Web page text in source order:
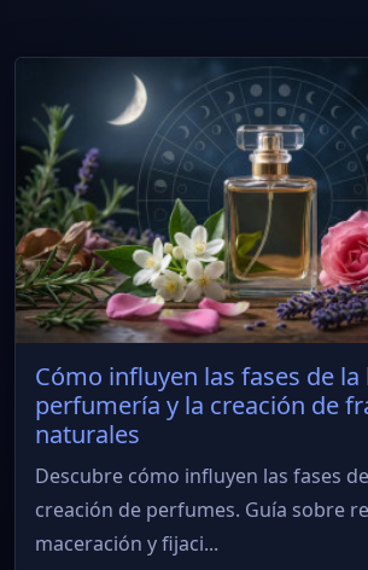
Cómo influyen las fases de la
perfumería y la creación de
naturales
Descubre cómo influyen las fases
creación de perfumes. Guía sobre
maceración y fijaci...